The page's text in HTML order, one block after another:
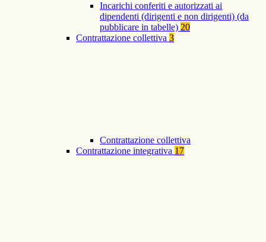
Incarichi conferiti e autorizzati ai
dipendenti (dirigenti e non dirigenti) (da
pubblicare in tabelle) 20
Contrattazione collettiva 3
Contrattazione collettiva
Contrattazione integrativa 17